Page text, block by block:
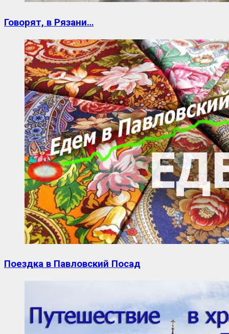
Говорят, в Рязани…
Поездка в Павловский Посад